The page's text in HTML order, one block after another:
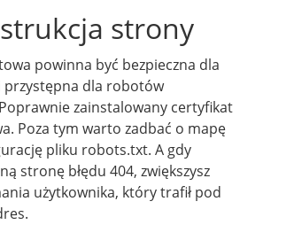
strony
powinna być bezpieczna dla
przystępna dla robotów
zainstalowany certyfikat
Poza tym warto zadbać o mapę
pliku robots.txt. A gdy
stronę błędu 404, zwiększysz
użytkownika, który trafił pod